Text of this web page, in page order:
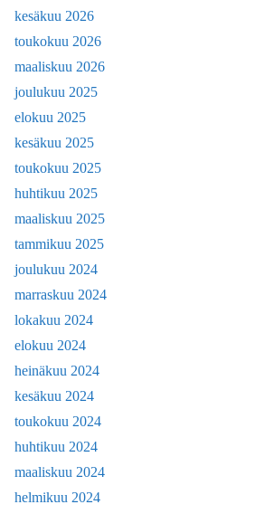
kesäkuu 2026
toukokuu 2026
maaliskuu 2026
joulukuu 2025
elokuu 2025
kesäkuu 2025
toukokuu 2025
huhtikuu 2025
maaliskuu 2025
tammikuu 2025
joulukuu 2024
marraskuu 2024
lokakuu 2024
elokuu 2024
heinäkuu 2024
kesäkuu 2024
toukokuu 2024
huhtikuu 2024
maaliskuu 2024
helmikuu 2024